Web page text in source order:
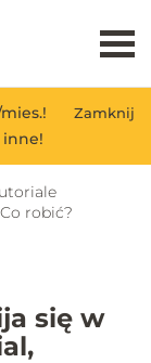
Zamknij
inne!
robić?
się w